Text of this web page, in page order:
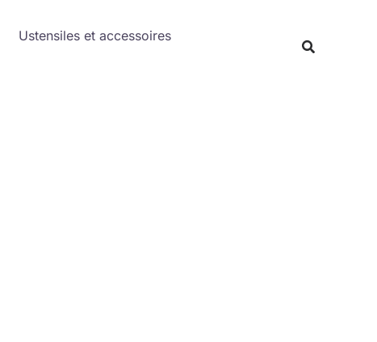
Ustensiles et accessoires